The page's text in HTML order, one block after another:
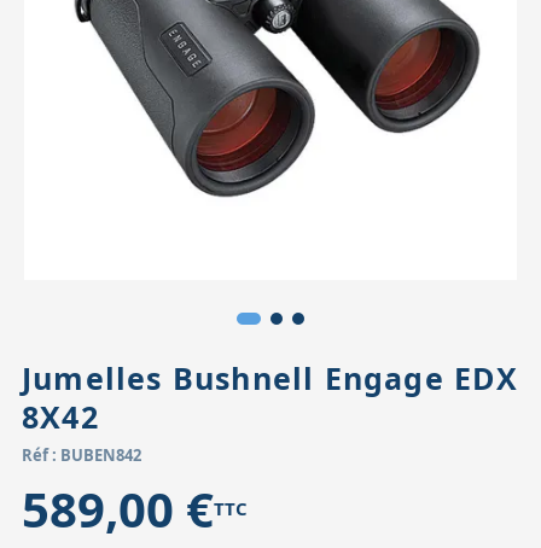
Accessoires pour montures
Têtes
Pièces détachées
Jumelles Bushnell Engage EDX
8X42
Réf : BUBEN842
589,00 €TTC